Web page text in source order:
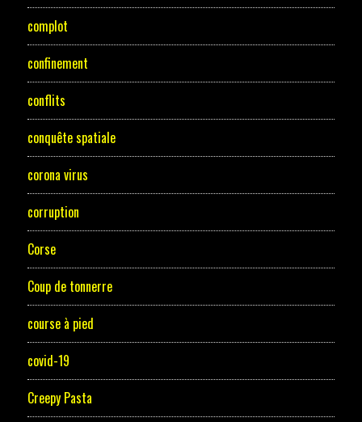
complot
confinement
conflits
conquête spatiale
corona virus
corruption
Corse
Coup de tonnerre
course à pied
covid-19
Creepy Pasta